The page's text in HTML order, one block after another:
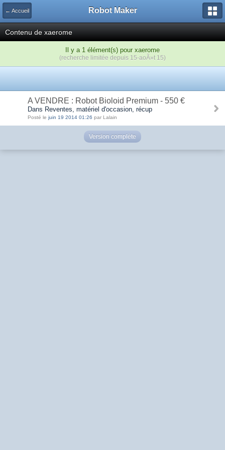
← Accueil Robot Maker
Contenu de xaerome
Il y a 1 élément(s) pour xaerome
(recherche limitée depuis 15-aoÃ»t 15)
A VENDRE : Robot Bioloid Premium - 550 €
Dans Reventes, matériel d'occasion, récup
Posté le juin 19 2014 01:26 par Lalain
Version complète